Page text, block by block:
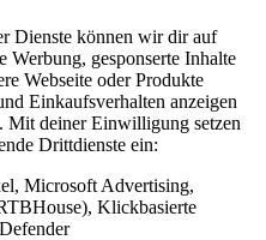
Dienste können wir dir auf
Werbung, gesponserte Inhalte
Webseite oder Produkte
Einkaufsverhalten anzeigen
Mit deiner Einwilligung setzen
Drittdienste ein:
Microsoft Advertising,
Klickbasierte